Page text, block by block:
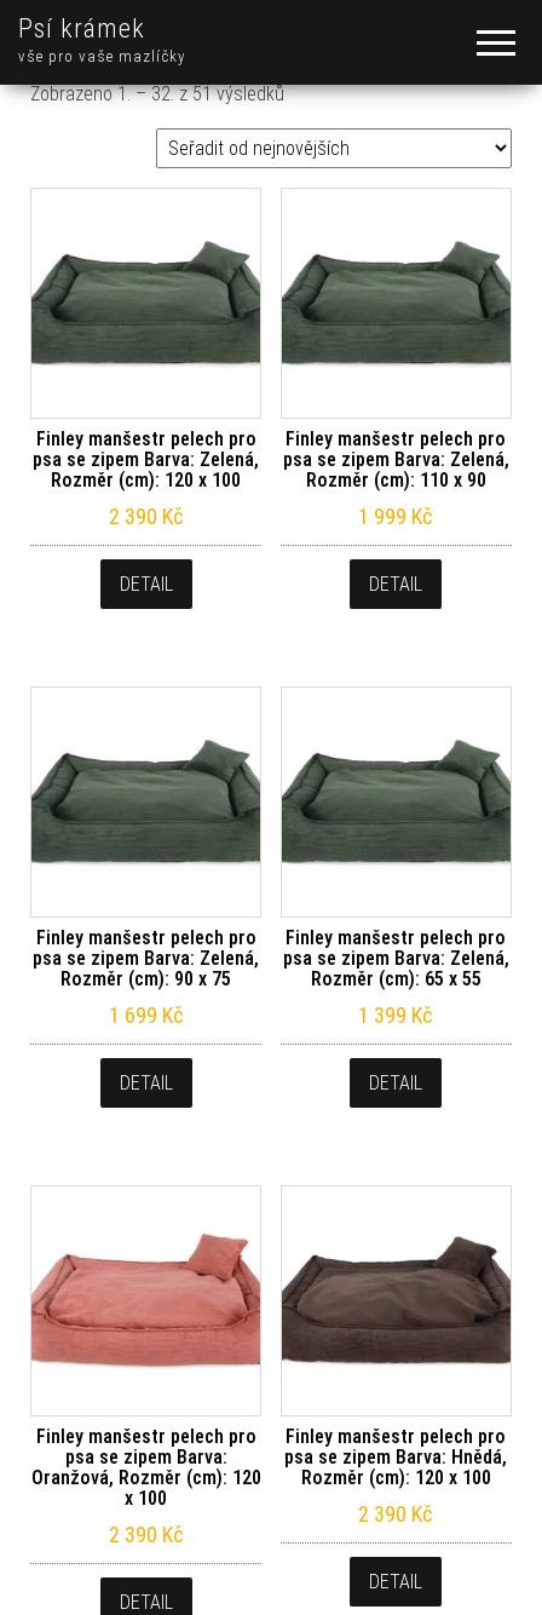
Psí krámek
vše pro vaše mazlíčky
Zobrazeno 1. – 32. z 51 výsledkůSeřazeno od nejnovějších
Finley manšestr pelech pro
psa se zipem Barva: Zelená,
Rozměr (cm): 120 x 100
2 390 Kč
DETAIL
Finley manšestr pelech pro
psa se zipem Barva: Zelená,
Rozměr (cm): 110 x 90
1 999 Kč
DETAIL
Finley manšestr pelech pro
psa se zipem Barva: Zelená,
Rozměr (cm): 90 x 75
1 699 Kč
DETAIL
Finley manšestr pelech pro
psa se zipem Barva: Zelená,
Rozměr (cm): 65 x 55
1 399 Kč
DETAIL
Finley manšestr pelech pro
psa se zipem Barva:
Oranžová, Rozměr (cm): 120
x 100
2 390 Kč
DETAIL
Finley manšestr pelech pro
psa se zipem Barva: Hnědá,
Rozměr (cm): 120 x 100
2 390 Kč
DETAIL